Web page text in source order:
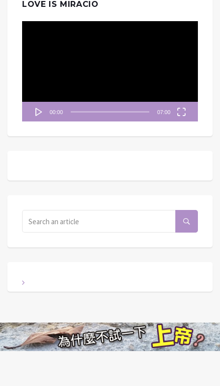
LOVE IS MIRACIO
00:00 07:00